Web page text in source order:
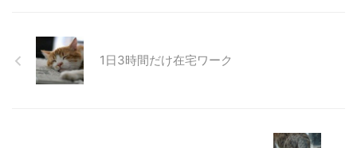
1日3時間だけ在宅ワーク